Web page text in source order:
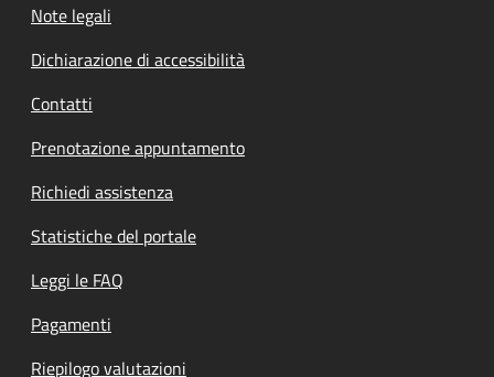
Note legali
Dichiarazione di accessibilità
Contatti
Prenotazione appuntamento
Richiedi assistenza
Statistiche del portale
Leggi le FAQ
Pagamenti
Riepilogo valutazioni